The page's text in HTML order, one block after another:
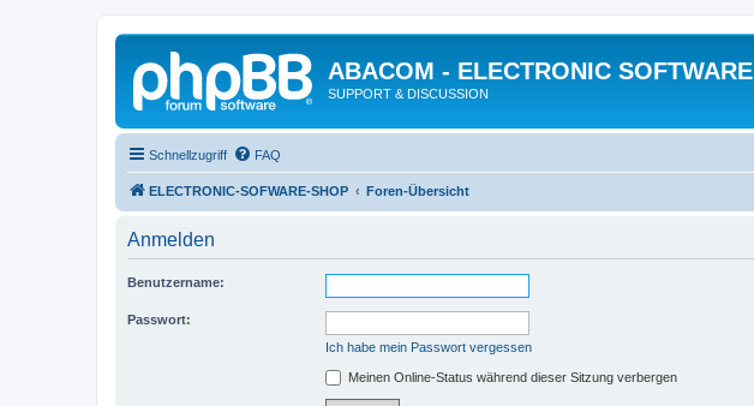
ABACOM - ELECTRONIC SOFTWARE
SUPPORT & DISCUSSION
Schnellzugriff FAQ
ELECTRONIC-SOFWARE-SHOP Foren-Übersicht
Anmelden
Benutzername:
Passwort:
Ich habe mein Passwort vergessen
Meinen Online-Status während dieser Sitzung verbergen